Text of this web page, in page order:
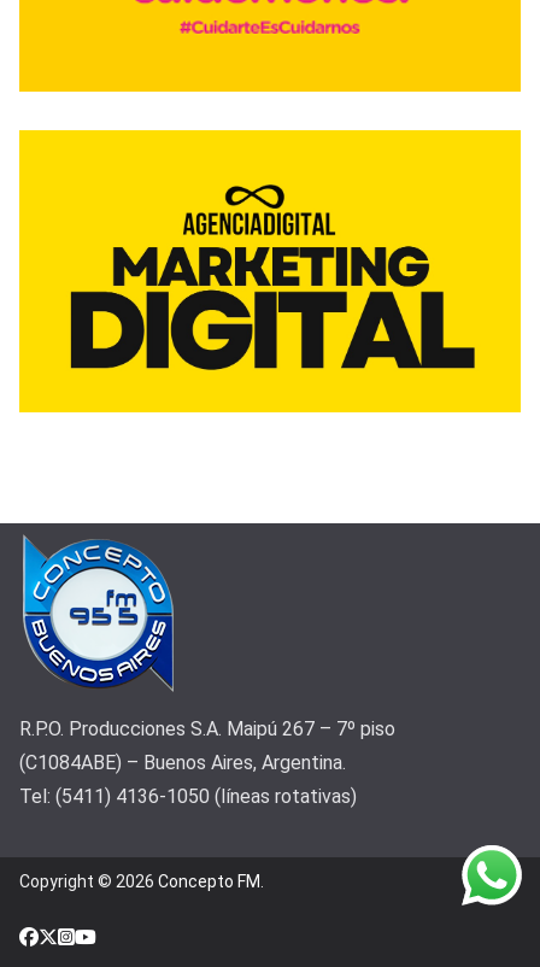
R.P.O. Producciones S.A. Maipú 267 – 7º piso
(C1084ABE) – Buenos Aires, Argentina.
Tel: (5411) 4136-1050 (líneas rotativas)
Copyright © 2026 Concepto FM